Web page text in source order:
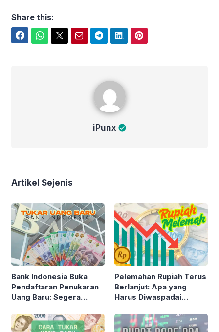
Share this:
iPunx
Artikel Sejenis
Bank Indonesia Buka
Pendaftaran Penukaran
Uang Baru: Segera
Habis!
Pelemahan Rupiah Terus
Berlanjut: Apa yang
Harus Diwaspadai